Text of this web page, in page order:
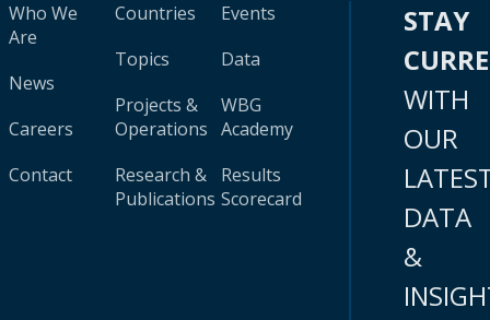
Who We
Are
News
Careers
Contact
Countries
Topics
Projects &
Operations
Research &
Publications
Events
Data
WBG
Academy
Results
Scorecard
STAY
WITH
OUR
DATA
&